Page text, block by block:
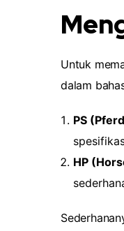
Untuk
dalam
PS
HP